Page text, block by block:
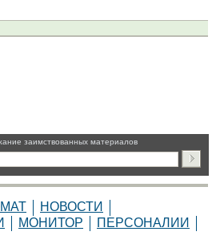
заимствованных материалов
НОВОСТИ
МОНИТОР
ПЕРСОНАЛИИ